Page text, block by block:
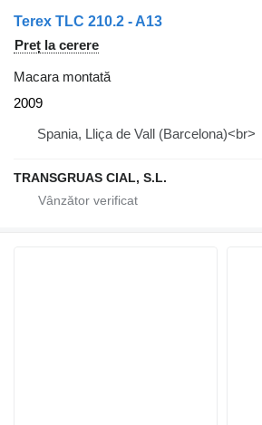
Terex TLC 210.2 - A13
Preț la cerere
Macara montată
2009
Spania, Lliça de Vall (Barcelona)<br>
TRANSGRUAS CIAL, S.L.